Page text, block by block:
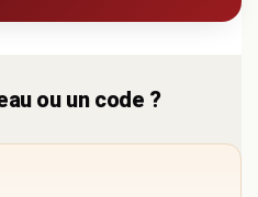
ou un code ?